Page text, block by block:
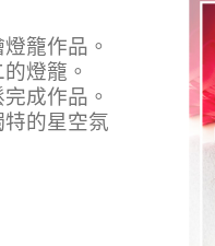
籠作品。
燈籠。
成作品。
的星空氛